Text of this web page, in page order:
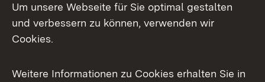
X / Twitter
Youtube
Um unsere Webseite für Sie optimal gestalten
und verbessern zu können, verwenden wir
Cookies.
Weitere Informationen zu Cookies erhalten Sie in